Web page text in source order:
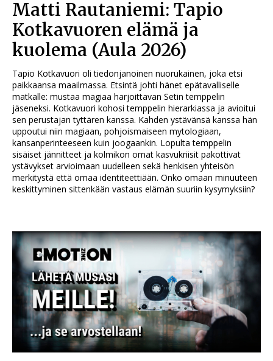
Matti Rautaniemi: Tapio
Kotkavuoren elämä ja
kuolema (Aula 2026)
Tapio Kotkavuori oli tiedonjanoinen nuorukainen, joka etsi
paikkaansa maailmassa. Etsintä johti hänet epätavalliselle
matkalle: mustaa magiaa harjoittavan Setin temppelin
jäseneksi. Kotkavuori kohosi temppelin hierarkiassa ja avioitui
sen perustajan tyttären kanssa. Kahden ystävänsä kanssa hän
uppoutui niin magiaan, pohjoismaiseen mytologiaan,
kansanperinteeseen kuin joogaankin. Lopulta temppelin
sisäiset jännitteet ja kolmikon omat kasvukriisit pakottivat
ystävykset arvioimaan uudelleen sekä henkisen yhteisön
merkitystä että omaa identiteettiään. Onko omaan minuuteen
keskittyminen sittenkään vastaus elämän suuriin kysymyksiin?